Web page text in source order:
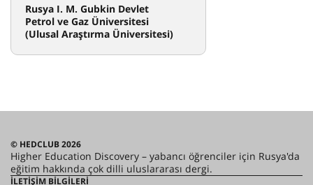
Rusya I. M. Gubkin Devlet
Petrol ve Gaz Üniversitesi
(Ulusal Araştırma Üniversitesi)
© HEDCLUB 2026
Higher Education Discovery – yabancı öğrenciler için Rusya'da
eğitim hakkında çok dilli uluslararası dergi.
İLETIŞIM BILGILERI